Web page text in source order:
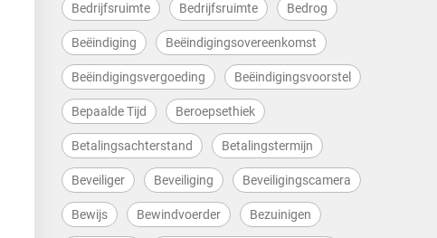
Bedrijfsruimte Bedrijfsruimte Bedrog
Beëindiging Beëindigingsovereenkomst
Beëindigingsvergoeding Beëindigingsvoorstel
Bepaalde Tijd Beroepsethiek
Betalingsachterstand Betalingstermijn
Beveiliger Beveiliging Beveiligingscamera
Bewijs Bewindvoerder Bezuinigen